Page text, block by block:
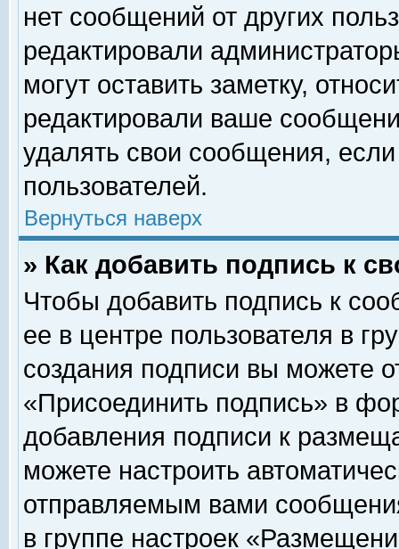
нет сообщений от других
редактировали
могут оставить заметку,
редактировали ваше
удалять свои сообщения,
пользователей.
Вернуться наверх
» Как добавить подпись к
Чтобы добавить подпись к
ее в центре пользователя в
создания подписи вы можете
«Присоединить подпись» в
добавления подписи к
можете настроить
отправляемым вами
в группе настроек